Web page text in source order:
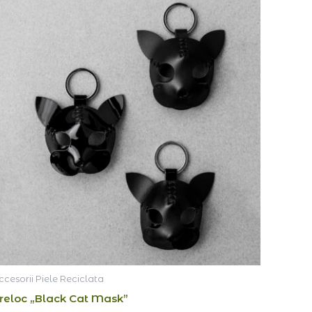
Piele Reciclata
„Black Cat Mask”